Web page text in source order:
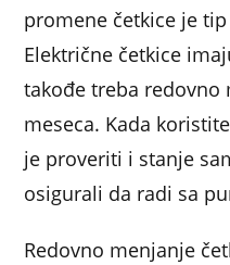
promene četkice je
Električne četkice
takođe treba redovno
meseca. Kada
je proveriti i stanje
osigurali da radi sa
Redovno menjanje